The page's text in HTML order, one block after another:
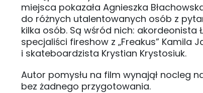
miejsca pokazała Agnieszka
do różnych utalentowanych osób z
kilka osób. Są wśród nich: akordeonista
specjaliści fireshow z „Freakus” Kamila
i skateboardzista Krystian Krystosiuk.
Autor pomysłu na film wynajął nocleg
bez żadnego przygotowania.